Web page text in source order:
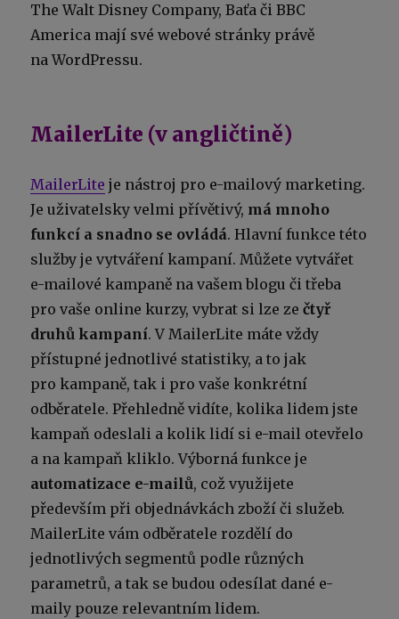
The Walt Disney Company, Baťa či BBC
America mají své webové stránky právě
na WordPressu.
MailerLite (v angličtině)
MailerLite je nástroj pro e-mailový marketing.
Je uživatelsky velmi přívětivý, má mnoho
funkcí a snadno se ovládá. Hlavní funkce této
služby je vytváření kampaní. Můžete vytvářet
e-mailové kampaně na vašem blogu či třeba
pro vaše online kurzy, vybrat si lze zečtyř
druhů kampaní. V MailerLite máte vždy
přístupné jednotlivé statistiky, a to jak
pro kampaně, tak i pro vaše konkrétní
odběratele. Přehledně vidíte, kolika lidem jste
kampaň odeslali a kolik lidí si e-mail otevřelo
a na kampaň kliklo. Výborná funkce je
automatizace e-mailů, což využijete
především při objednávkách zboží či služeb.
MailerLite vám odběratele rozdělí do
jednotlivých segmentů podle různých
parametrů, a tak se budou odesílat dané e-
maily pouze relevantním lidem.